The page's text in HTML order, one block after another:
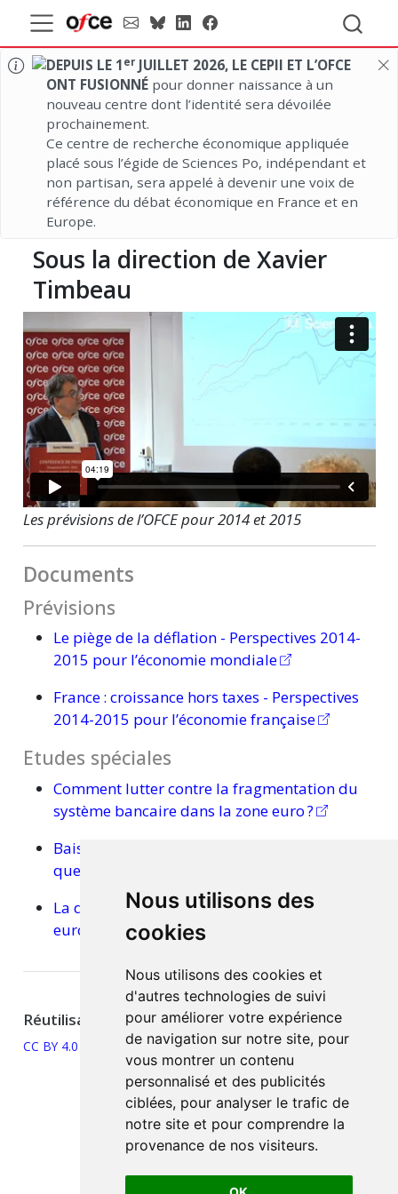
Nous utilisons des
cookies
Nous utilisons des cookies et
d'autres technologies de suivi
pour améliorer votre expérience
de navigation sur notre site, pour
vous montrer un contenu
personnalisé et des publicités
ciblées, pour analyser le trafic de
notre site et pour comprendre la
provenance de nos visiteurs.
DEPUIS LE 1 erJUILLET 2026, LE CEPII ET L’OFCE
ONT FUSIONNÉpour donner naissance à un
nouveau centre dont l’identité sera dévoilée
prochainement.
Ce centre de recherche économique appliquée
placé sous l’égide de Sciences Po, indépendant et
non partisan, sera appelé à devenir une voix de
référence du débat économique en France et en
Europe.
Sous la direction de Xavier
Timbeau
Les prévisions de l’OFCE pour 2014 et 2015
Documents
Prévisions
Le piège de la déflation - Perspectives 2014-
2015 pour l’économie mondiale
France : croissance hors taxes - Perspectives
2014-2015 pour l’économie française
Etudes spéciales
Comment lutter contre la fragmentation du
système bancaire dans la zoneeuro ?
Baisse de l’euro et désinflation
quel pays en profitera le
La dévaluation par les salaires dans la zone
euro :
un ajustement perdant-perdant
Réutilisation
CC BY 4.0